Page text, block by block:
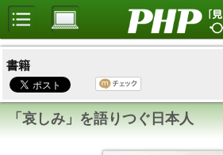
書籍
「哀しみ」を語りつぐ日本人